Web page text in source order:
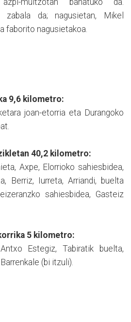
zabala da; nagusietan, Mikel
faborito nagusietakoa.
9,6 kilometro:
joan-etorria eta Durangoko
40,2 kilometro:
Axpe, Elorrioko sahiesbidea,
Berriz, Iurreta, Arriandi, buelta
sahiesbidea, Gasteiz
5 kilometro:
Estegiz, Tabiratik buelta,
(bi itzuli).